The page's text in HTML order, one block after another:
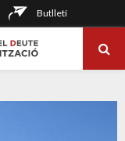
Butlletí